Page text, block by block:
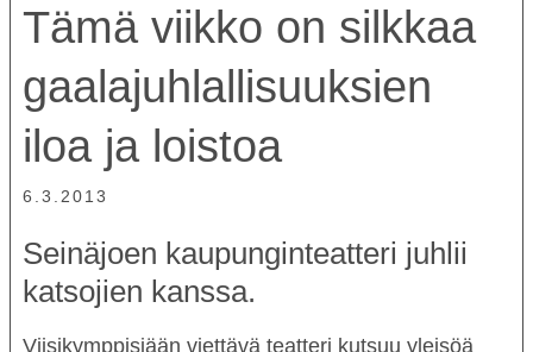
Tämä viikko on silkkaa
gaalajuhlallisuuksien
iloa ja loistoa
6.3.2013
Seinäjoen kaupunginteatteri juhlii
katsojien kanssa.
Viisikymppisiään viettävä teatteri kutsuu yleisöä